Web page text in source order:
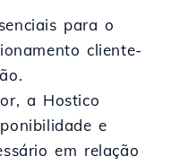
para o
cliente-
a Hostico
e
em relação